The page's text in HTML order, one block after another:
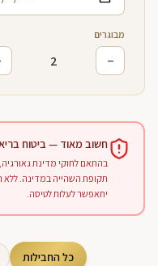
מבוגרים
−
2
חשוב מאוד — ביטוח
בהתאם לחוקי מדינת
תקופת השהייה במדינה. ללא
יתאפשר לעלות לטיסה.
כל החבילות